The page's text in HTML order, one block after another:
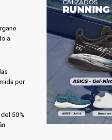
a
por
50%